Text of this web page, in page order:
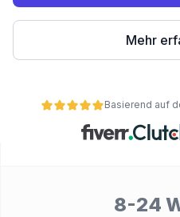
Mehr
Basierend auf
8-24